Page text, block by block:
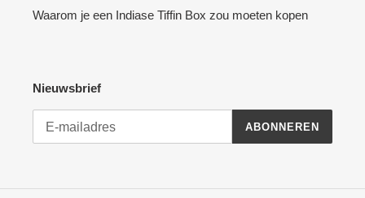
Waarom je een Indiase Tiffin Box zou moeten kopen
Nieuwsbrief
ABONNEREN